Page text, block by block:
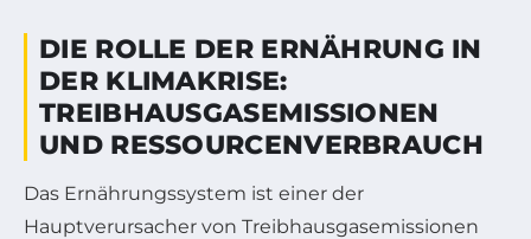
DIE ROLLE DER ERNÄHRUNG IN
DER KLIMAKRISE:
TREIBHAUSGASEMISSIONEN
UND RESSOURCENVERBRAUCH
Das Ernährungssystem ist einer der
Hauptverursacher von Treibhausgasemissionen